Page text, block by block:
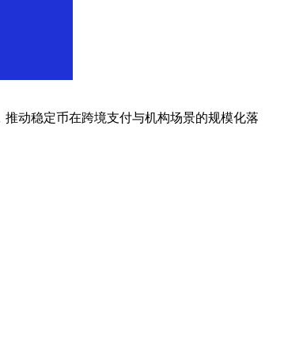
动稳定币在跨境支付与机构场景的规模化落